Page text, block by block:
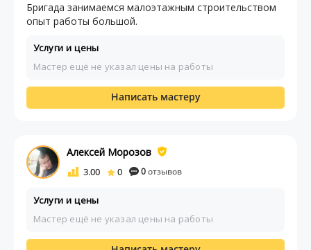
Бригада занимаемся малоэтажным строительством
опыт работы большой.
Услуги и цены
Мастер ещё не указал цены на работы
Написать мастеру
Алексей Морозов
3.00 0 0отзывов
Услуги и цены
Мастер ещё не указал цены на работы